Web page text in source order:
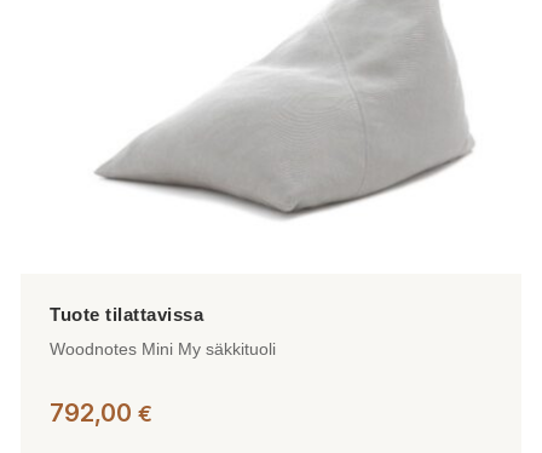
Woodnotes Mini My säkkituoli
792,00 €